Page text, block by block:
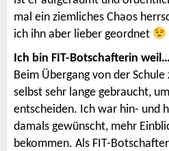
mal ein ziemliches Chaos
ich ihn aber lieber geordnet
Ich bin FIT-Botschafterin weil…
Beim Übergang von der
selbst sehr lange gebraucht,
entscheiden. Ich war hin- und
damals gewünscht, mehr
bekommen. Als FIT-